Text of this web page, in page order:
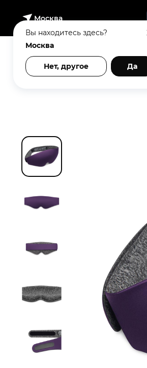
Вы находитесь здесь?
Москва
Нет, другое Да
Москва